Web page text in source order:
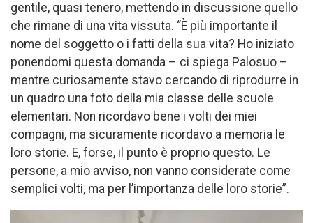
gentile, quasi tenero, mettendo in discussione quello
che rimane di una vita vissuta. “È più importante il
nome del soggetto o i fatti della sua vita? Ho iniziato
ponendomi questa domanda – ci spiega Palosuo –
mentre curiosamente stavo cercando di riprodurre in
un quadro una foto della mia classe delle scuole
elementari. Non ricordavo bene i volti dei miei
compagni, ma sicuramente ricordavo a memoria le
loro storie. E, forse, il punto è proprio questo. Le
persone, a mio avviso, non vanno considerate come
semplici volti, ma per l’importanza delle loro storie”.